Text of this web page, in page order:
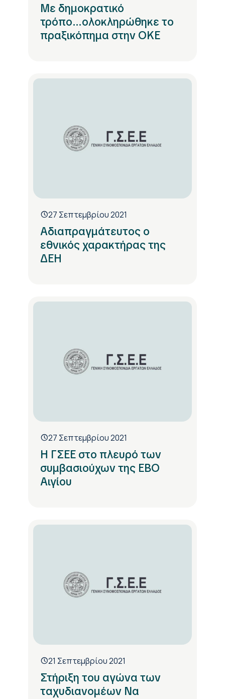
Με δημοκρατικό
τρόπο...ολοκληρώθηκε το
πραξικόπημα στην ΟΚΕ
27 Σεπτεμβρίου 2021
Αδιαπραγμάτευτος ο
εθνικός χαρακτήρας της
ΔΕΗ
27 Σεπτεμβρίου 2021
Η ΓΣΕΕ στο πλευρό των
συμβασιούχων της ΕΒΟ
Αιγίου
21 Σεπτεμβρίου 2021
Στήριξη του αγώνα των
ταχυδιανομέων Να